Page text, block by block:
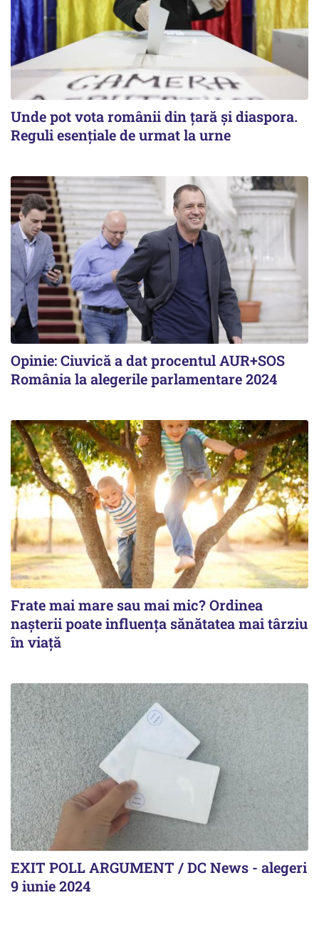
Unde pot vota românii din țară și diaspora.
Reguli esențiale de urmat la urne
Opinie: Ciuvică a dat procentul AUR+SOS
România la alegerile parlamentare 2024
Frate mai mare sau mai mic? Ordinea
nașterii poate influența sănătatea mai târziu
în viață
EXIT POLL ARGUMENT / DC News - alegeri
9 iunie 2024